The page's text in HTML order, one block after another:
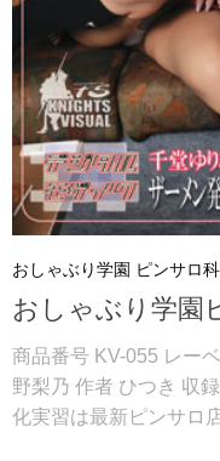
おしゃぶり学園 ピンサロ科
おしゃぶり学園
商品番号 KV-055 レー
野梨乃 作者 ひつき 収
化実習は最新ピンサロ